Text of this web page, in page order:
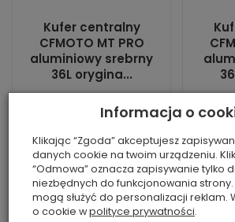
Kufer centralny
CFMOTO MT PRO
aluminiowy srebrny
36L orygina...
• Stan produktu: nowy
Pasuje do: 450MT /
700MT / 800MT /
1000MT-X• Główna
cecha: aluminiowy
kufer centralny 36L...
•
Informacja o
Klikając “Zgoda” akceptujesz
danych cookie na twoim urządzeniu.
“Odmowa” oznacza zapisywanie tylko
niezbędnych do funkcjonowania strony.
mogą służyć do personalizacji reklam.
o cookie wpolityce prywatności.